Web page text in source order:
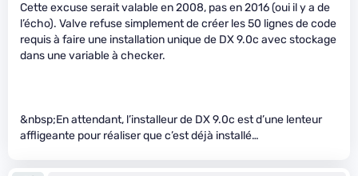
Cette excuse serait valable en 2008, pas en 2016 (oui il y a de
l’écho). Valve refuse simplement de créer les 50 lignes de code
requis à faire une installation unique de DX 9.0c avec stockage
dans une variable à checker.
&nbsp;En attendant, l’installeur de DX 9.0c est d’une lenteur
affligeante pour réaliser que c’est déjà installé…